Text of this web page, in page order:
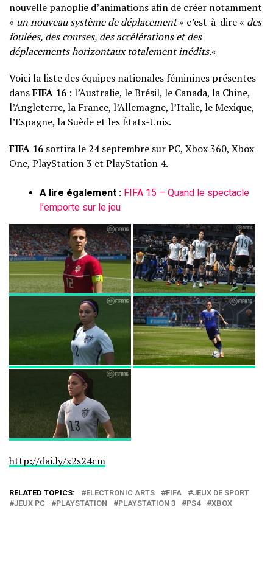
nouvelle panoplie d’animations afin de créer notamment
« un nouveau système de déplacement» c’est-à-dire « des
foulées, des courses, des accélérations et des
déplacements horizontaux totalement inédits.«
Voici la liste des équipes nationales féminines présentes
dansFIFA 16 : l’Australie, le Brésil, le Canada, la Chine,
l’Angleterre, la France, l’Allemagne, l’Italie, le Mexique,
l’Espagne, la Suède et les États-Unis.
FIFA 16 sortira le 24 septembre sur PC, Xbox 360, Xbox
One, PlayStation 3 et PlayStation 4.
A lire également : FIFA 15 – Quand le spectacle
l’emporte sur le jeu
http://dai.ly/x2s24cm
RELATED TOPICS: ELECTRONIC ARTS FIFA
JEUX DE SPORT
JEUX PC
PLAYSTATION PLAYSTATION 3 PS4 XBOX